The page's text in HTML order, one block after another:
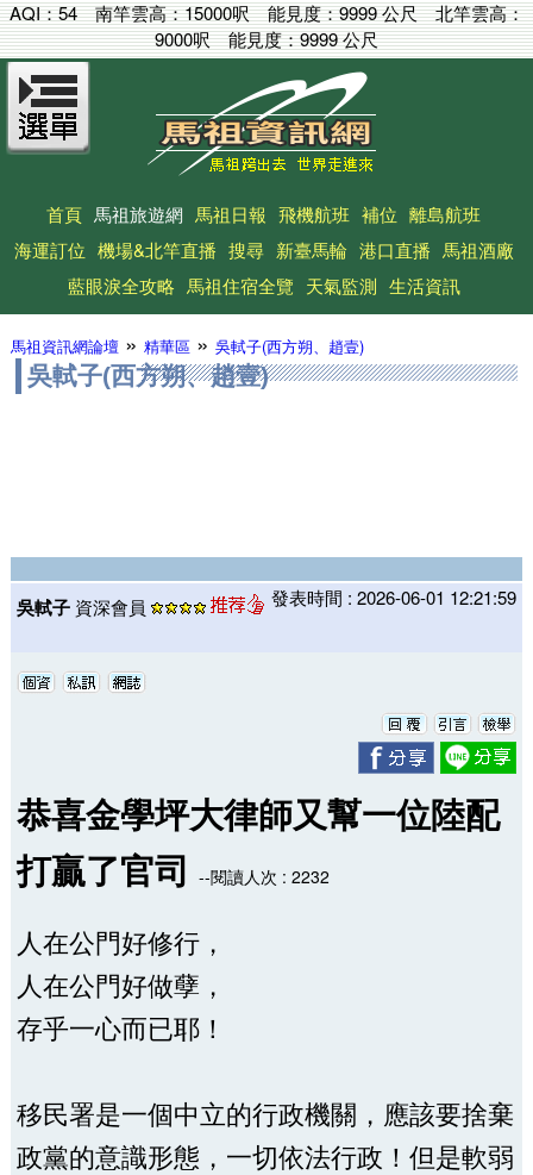
AQI：54 南竿雲高：15000呎能見度：9999 公尺北竿雲高：
9000呎能見度：9999 公尺
首頁 馬祖旅遊網 馬祖日報 飛機航班 補位 離島航班
海運訂位 機場&北竿直播 搜尋 新臺馬輪 港口直播 馬祖酒廠
藍眼淚全攻略 馬祖住宿全覽 天氣監測 生活資訊
馬祖資訊網論壇» 精華區» 吳軾子(西方朔、趙壹)
吳軾子(西方朔、趙壹)
吳軾子 資深會員 發表時間 : 2026-06-01 12:21:59
恭喜金學坪大律師又幫一位陸配
打贏了官司 --閱讀人次 : 2232
人在公門好修行，
人在公門好做孽，
存乎一心而已耶！
移民署是一個中立的行政機關，應該要捨棄
政黨的意識形態，一切依法行政！但是軟弱